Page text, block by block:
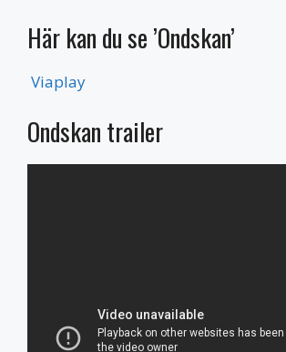
Här kan du se ’Ondskan’
Viaplay
Ondskan trailer